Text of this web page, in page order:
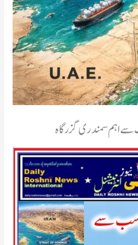
سے اہم سمندری گزرگاہ